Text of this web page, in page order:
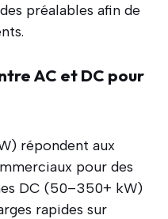
préalables afin de
AC et DC pour
répondent aux
pour des
DC (50–350+ kW)
rapides sur